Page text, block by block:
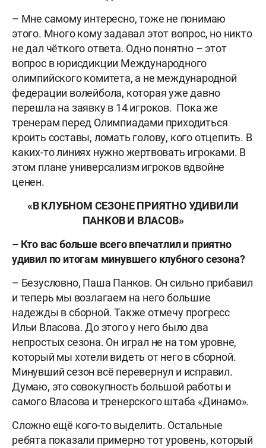
– Мне самому интересно, тоже не понимаю
этого. Много кому задавал этот вопрос, но никто
не дал чёткого ответа. Одно понятно – этот
вопрос в юрисдикции Международного
олимпийского комитета, а не международной
федерации волейбола, которая уже давно
перешла на заявку в 14 игроков. Пока же
тренерам перед Олимпиадами приходиться
кроить составы, ломать голову, кого отцепить. В
каких-то линиях нужно жертвовать игроками. В
этом плане универсализм игроков вдвойне
ценен.
«В КЛУБНОМ СЕЗОНЕ ПРИЯТНО УДИВИЛИ
ПАНКОВ И ВЛАСОВ»
– Кто вас больше всего впечатлил и приятно
удивил по итогам минувшего клубного сезона?
– Безусловно, Паша Панков. Он сильно прибавил
и теперь мы возлагаем на него большие
надежды в сборной. Также отмечу прогресс
Ильи Власова. До этого у него было два
непростых сезона. Он играл не на том уровне,
который мы хотели видеть от него в сборной.
Минувший сезон всё перевернул и исправил.
Думаю, это совокупность большой работы и
самого Власова и тренерского штаба «Динамо».
Сложно ещё кого-то выделить. Остальные
ребята показали примерно тот уровень, который